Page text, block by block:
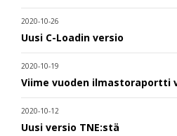
2020-10-26
Uusi C-Loadin versio
2020-10-19
Viime vuoden ilmastoraportti
2020-10-12
Uusi versio TNE:stä